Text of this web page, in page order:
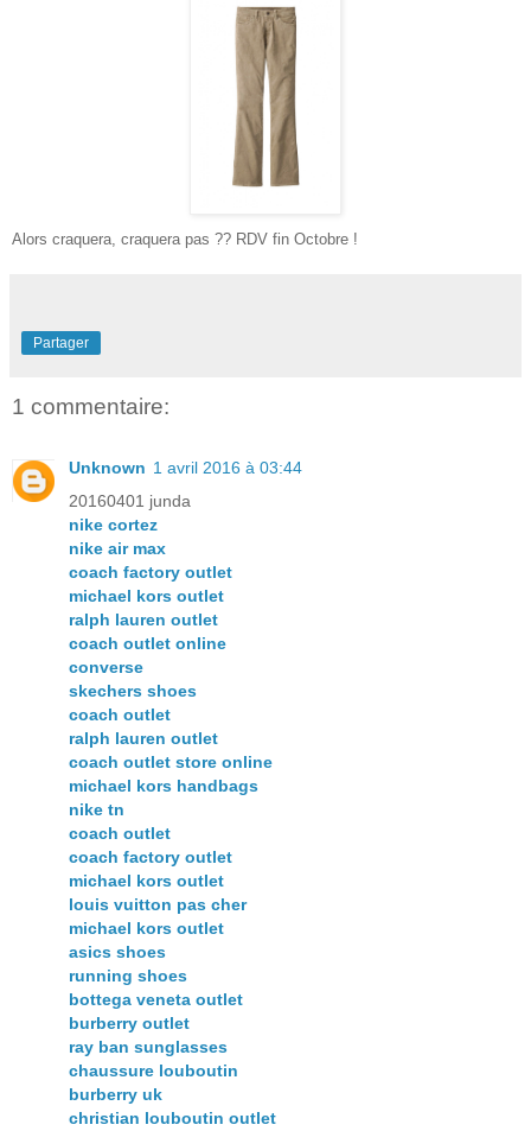
Alors craquera, craquera pas ?? RDV fin Octobre !
Partager
1 commentaire:
Unknown 1 avril 2016 à 03:44
20160401 junda
nike cortez
nike air max
coach factory outlet
michael kors outlet
ralph lauren outlet
coach outlet online
converse
skechers shoes
coach outlet
ralph lauren outlet
coach outlet store online
michael kors handbags
nike tn
coach outlet
coach factory outlet
michael kors outlet
louis vuitton pas cher
michael kors outlet
asics shoes
running shoes
bottega veneta outlet
burberry outlet
ray ban sunglasses
chaussure louboutin
burberry uk
christian louboutin outlet